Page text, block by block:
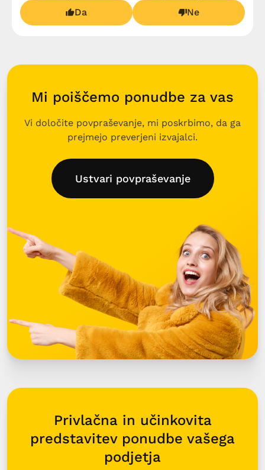
Da Ne
Mi poiščemo ponudbe za vas
Vi določite povpraševanje, mi poskrbimo, da ga
prejmejo preverjeni izvajalci.
Ustvari povpraševanje
Privlačna in učinkovita
predstavitev ponudbe vašega
podjetja